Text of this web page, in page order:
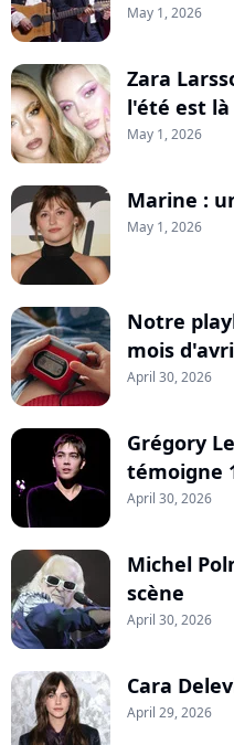
May 1, 2026
Zara
l'été est là
May 1, 2026
Marine :
May 1, 2026
Notre
mois
April 30, 2026
Grégory
témoigne
April 30, 2026
Michel
scène
April 30, 2026
Cara
April 29, 2026